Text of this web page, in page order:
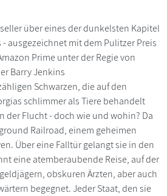
über eines der dunkelsten Kapitel
ausgezeichnet mit dem Pulitzer Preis
Prime unter der Regie von
Barry Jenkins
Schwarzen, die auf den
schlimmer als Tiere behandelt
der Flucht - doch wie und wohin? Da
Railroad, einem geheimen
Über eine Falltür gelangt sie in den
eine atemberaubende Reise, auf der
obskuren Ärzten, aber auch
begegnet. Jeder Staat, den sie